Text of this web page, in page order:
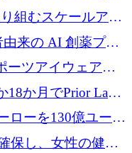
メントで支援
組むスケールアッ
由来の AI 創薬プラ
に 300 万ユーロ
ーツアイウェアの
を調達
18か月でPrior Labs
買収
ローを130億ユーロ
たがるプラットフ
保し、女性の健康